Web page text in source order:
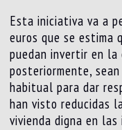
Esta iniciativa va a
euros que se estima
puedan invertir en la
posteriormente,
habitual para dar
han visto reducidas
vivienda digna en las